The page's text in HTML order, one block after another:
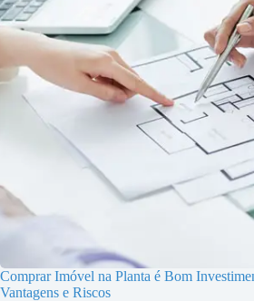
Comprar Imóvel na Planta é Bom
Vantagens e Riscos